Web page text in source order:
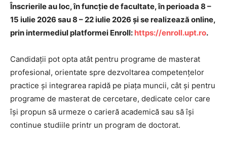
Înscrierile au loc, în funcție de facultate, în perioada 8 –
15 iulie 2026 sau 8 – 22 iulie 2026 și se realizează online,
prin intermediul platformei Enroll: https://enroll.upt.ro.
Candidații pot opta atât pentru programe de masterat
profesional, orientate spre dezvoltarea competențelor
practice și integrarea rapidă pe piața muncii, cât și pentru
programe de masterat de cercetare, dedicate celor care
își propun să urmeze o carieră academică sau să își
continue studiile printr un program de doctorat.